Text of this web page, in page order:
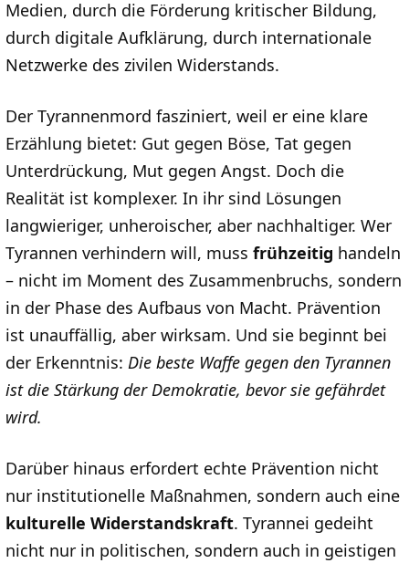
Medien, durch die Förderung kritischer Bildung,
durch digitale Aufklärung, durch internationale
Netzwerke des zivilen Widerstands.
Der Tyrannenmord fasziniert, weil er eine klare
Erzählung bietet: Gut gegen Böse, Tat gegen
Unterdrückung, Mut gegen Angst. Doch die
Realität ist komplexer. In ihr sind Lösungen
langwieriger, unheroischer, aber nachhaltiger. Wer
Tyrannen verhindern will, muss frühzeitig handeln
– nicht im Moment des Zusammenbruchs, sondern
in der Phase des Aufbaus von Macht. Prävention
ist unauffällig, aber wirksam. Und sie beginnt bei
der Erkenntnis: Die beste Waffe gegen den Tyrannen
ist die Stärkung der Demokratie, bevor sie gefährdet
wird.
Darüber hinaus erfordert echte Prävention nicht
nur institutionelle Maßnahmen, sondern auch eine
kulturelle Widerstandskraft. Tyrannei gedeiht
nicht nur in politischen, sondern auch in geistigen